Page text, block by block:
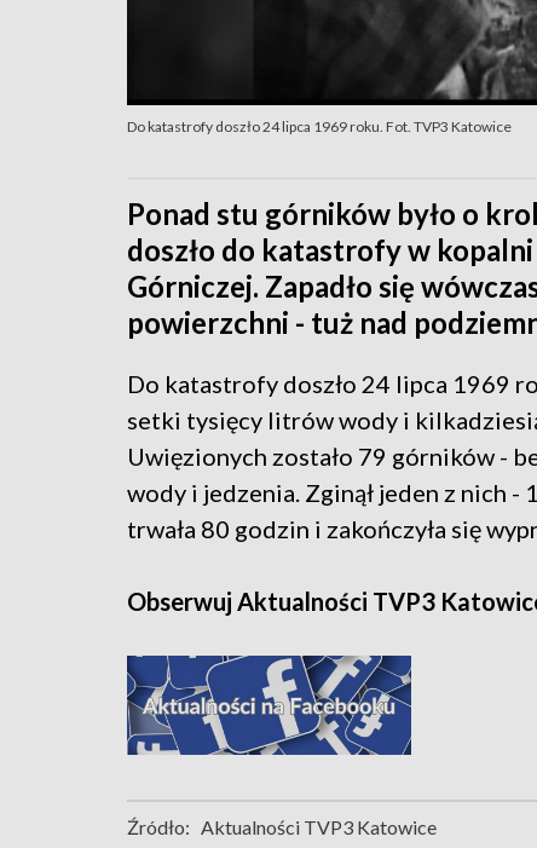
Do katastrofy doszło 24 lipca 1969 roku. Fot. TVP3 Katowice
Ponad stu górników było o
doszło do katastrofy w
Górniczej. Zapadło się
powierzchni - tuż nad
Do katastrofy doszło 24 lipca 1969
setki tysięcy litrów wody i
Uwięzionych zostało 79 górników -
wody i jedzenia. Zginął jeden z nich
trwała 80 godzin i zakończyła się
Obserwuj Aktualności TVP3
Źródło: Aktualności TVP3 Katowice